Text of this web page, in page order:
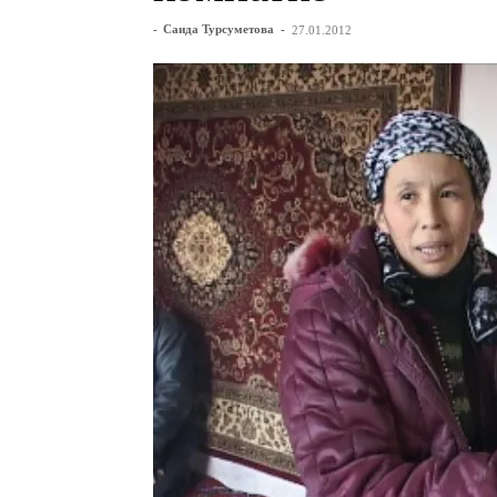
- Саида Турсуметова - 27.01.2012